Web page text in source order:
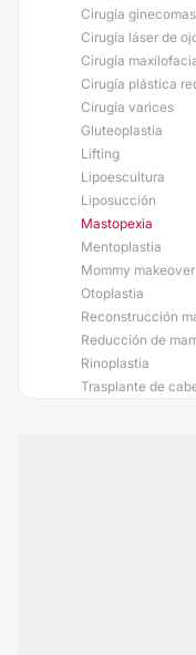
Cirugía
Cirugía láser de
Cirugía
Cirugía plástica
Cirugía varices
Gluteoplastia
Lifting
Lipoescultura
Liposucción
Mastopexia
Mentoplastia
Mommy makeover
Otoplastia
Reconstrucción
Reducción de
Rinoplastia
Trasplante de